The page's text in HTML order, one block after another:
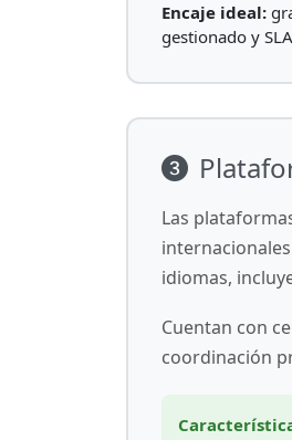
Encaje ideal:
gestionado y
Las
idiomas,
Cuentan con
coordinación